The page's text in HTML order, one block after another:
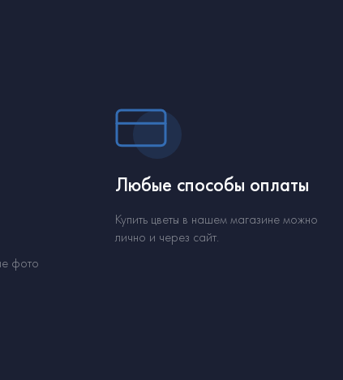
фото
Любые способы оплаты
Купить цветы в нашем магазине можно
лично и через сайт.